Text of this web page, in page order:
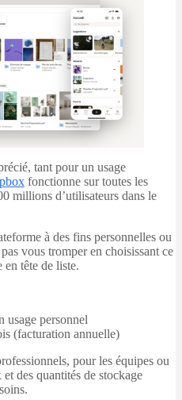
tant pour un usage
fonctionne sur toutes les
millions d’utilisateurs dans le
à des fins personnelles ou
vous tromper en choisissant ce
en tête de liste.
usage personnel
(facturation annuelle)
pour les équipes ou
des quantités de stockage